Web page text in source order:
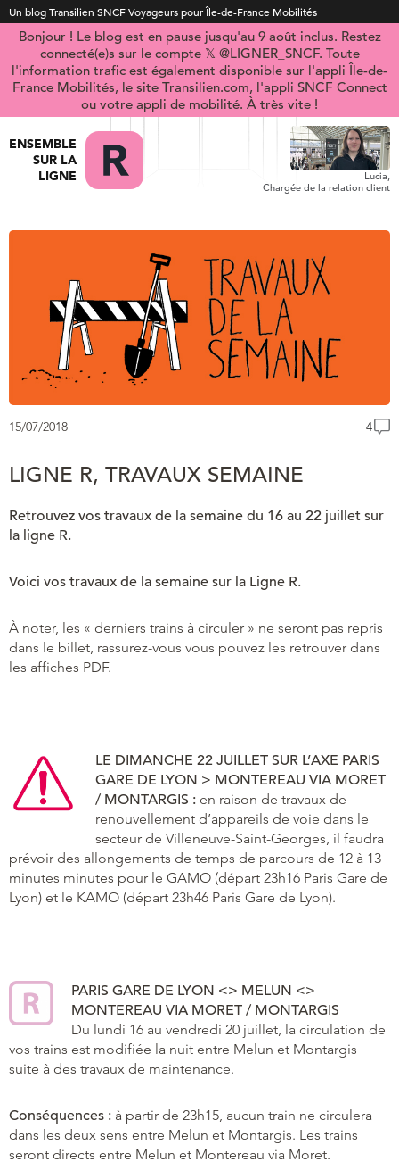
Un blog Transilien SNCF Voyageurs pour Île-de-France Mobilités
Bonjour ! Le blog est en pause jusqu'au 9 août inclus. Restez
connecté(e)s sur le compte 𝕏 @LIGNER_SNCF. Toute
l'information trafic est également disponible sur l'appli Île-de-
France Mobilités, le site Transilien.com, l'appli SNCF Connect
ou votre appli de mobilité. À très vite !
ENSEMBLE
SUR LA
LIGNE
Lucia,
Chargée de la relation client
15/07/2018 4
LIGNE R, TRAVAUX SEMAINE
Retrouvez vos travaux de la semaine du 16 au 22 juillet sur
la ligne R.
Voici vos travaux de la semaine sur la Ligne R.
À noter, les « derniers trains à circuler » ne seront pas repris
dans le billet, rassurez-vous vous pouvez les retrouver dans
les affiches PDF.
LE DIMANCHE 22 JUILLET SUR L’AXE PARIS
GARE DE LYON > MONTEREAU VIA MORET
/ MONTARGIS : en raison de travaux de
renouvellement d’appareils de voie dans le
secteur de Villeneuve-Saint-Georges, il faudra
prévoir des allongements de temps de parcours de 12 à 13
minutes minutes pour le GAMO (départ 23h16 Paris Gare de
Lyon) et le KAMO (départ 23h46 Paris Gare de Lyon).
PARIS GARE DE LYON <> MELUN <>
MONTEREAU VIA MORET / MONTARGIS
Du lundi 16 au vendredi 20 juillet, la circulation de
vos trains est modifiée la nuit entre Melun et Montargis
suite à des travaux de maintenance.
Conséquences : à partir de 23h15, aucun train ne circulera
dans les deux sens entre Melun et Montargis. Les trains
seront directs entre Melun et Montereau via Moret.